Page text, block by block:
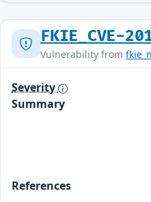
FKIE_CVE-
Vulnerability from
Severity
Summary
References